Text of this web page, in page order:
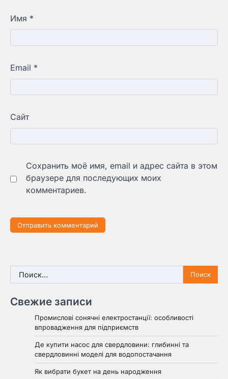
Имя *
Email *
Сайт
Сохранить моё имя, email и адрес сайта в этом
браузере для последующих моих
комментариев.
Найти:
Свежие записи
Промислові сонячні електростанції: особливості
впровадження для підприємств
Де купити насос для свердловини: глибинні та
свердловинні моделі для водопостачання
Як вибрати букет на день народження